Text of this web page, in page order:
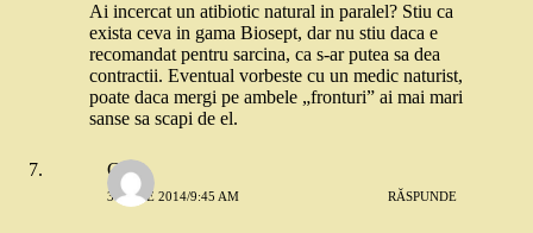
Ai incercat un atibiotic natural in paralel? Stiu ca
exista ceva in gama Biosept, dar nu stiu daca e
recomandat pentru sarcina, ca s-ar putea sa dea
contractii. Eventual vorbeste cu un medic naturist,
poate daca mergi pe ambele „fronturi” ai mai mari
sanse sa scapi de el.
Clau
3 IUNIE 2014/9:45 AM RĂSPUNDE